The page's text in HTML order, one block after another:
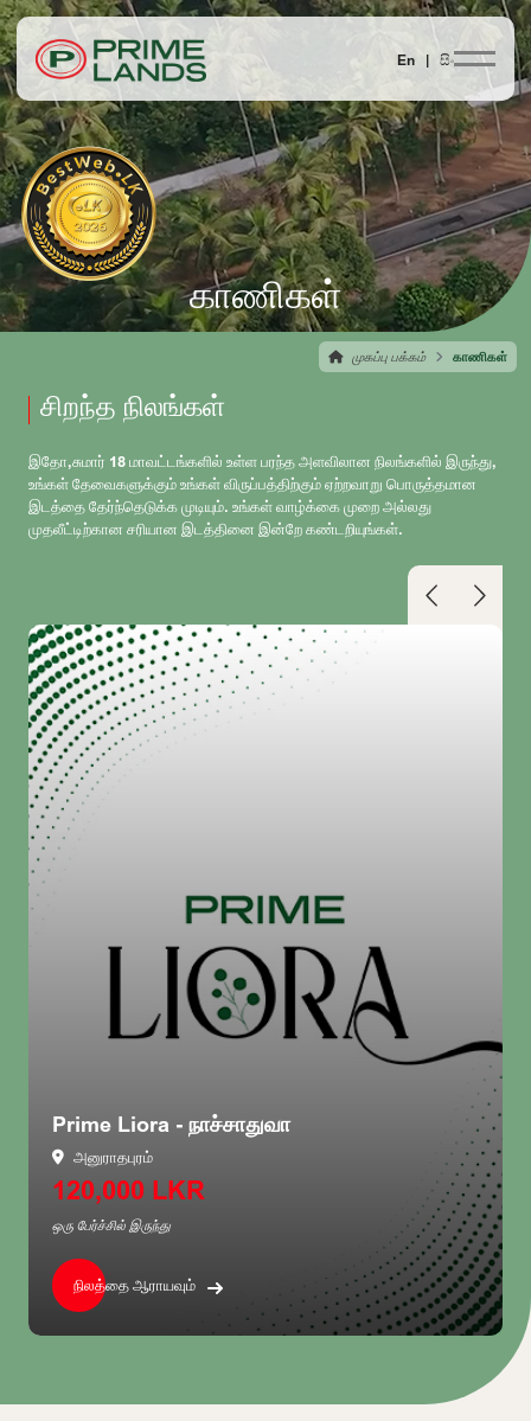
En | සිං
காணிகள்
முகப்பு பக்கம் காணிகள்
சிறந்த நிலங்கள்
இதோ,சுமார் 18 மாவட்டங்களில் உள்ள பரந்த அளவிலான நிலங்களில் இருந்து,
உங்கள் தேவைகளுக்கும் உங்கள் விருப்பத்திற்கும் ஏற்றவாறு பொருத்தமான
இடத்தை தேர்ந்தெடுக்க முடியும். உங்கள் வாழ்க்கை முறை அல்லது
முதலீட்டிற்கான சரியான இடத்தினை இன்றே கண்டறியுங்கள்.
Aventra - ராஜகிரிய
நிலத்தை ஆராயவும்